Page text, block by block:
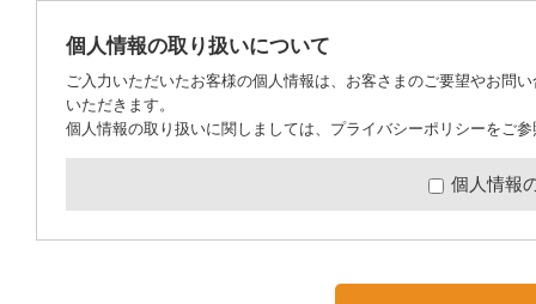
個人情報の取り扱いについて
ご入力いただいたお客様の個人情報は、お客さまのご要望やお問
いただきます。
個人情報の取り扱いに関しましては、 プライバシーポリシーをご
個人情報